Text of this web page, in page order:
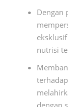
Dengan
nutrisi